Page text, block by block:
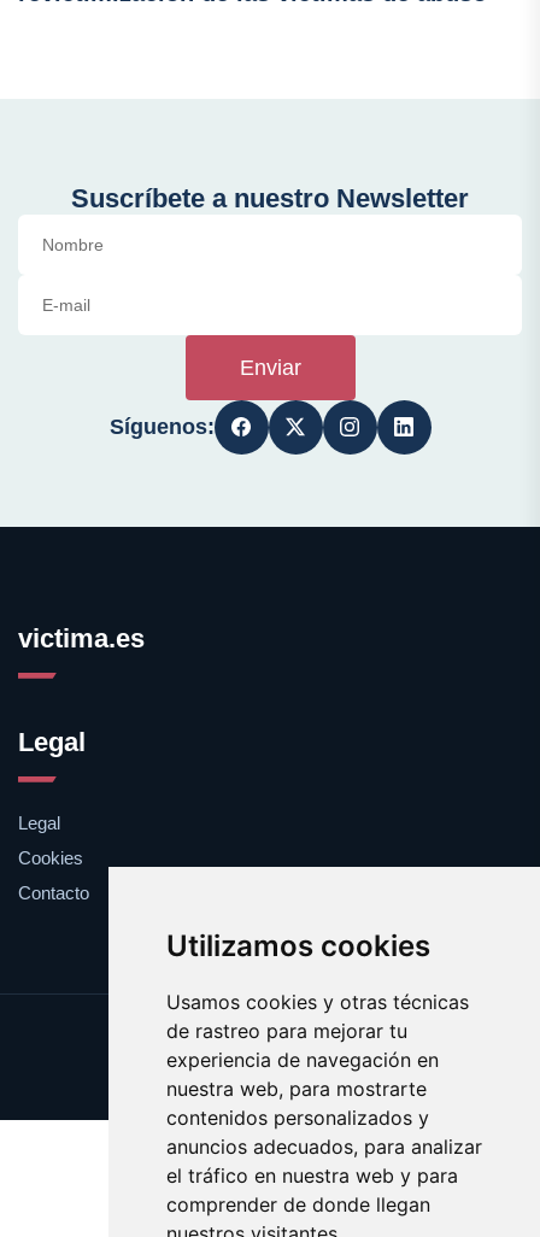
Utilizamos cookies
Usamos cookies y otras técnicas
de rastreo para mejorar tu
experiencia de navegación en
nuestra web, para mostrarte
contenidos personalizados y
anuncios adecuados, para analizar
el tráfico en nuestra web y para
comprender de donde llegan
Suscríbete a nuestro Newsletter
Enviar
Síguenos:
victima.es
Legal
Legal
Cookies
Contacto
Update cookies preferences
Copyright © 2025 victima.es